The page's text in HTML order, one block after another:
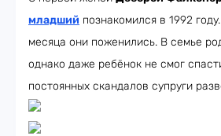
младший познакомился в 1992
месяца они поженились. В семье
однако даже ребёнок не смог
постоянных скандалов супруги